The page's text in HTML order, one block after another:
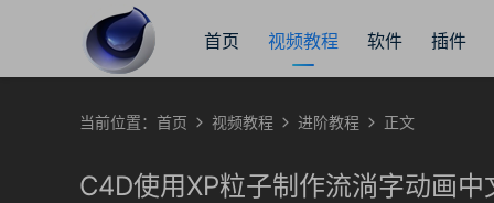
首页 视频教程 软件 插件
当前位置： 首页 视频教程 进阶教程 正文
C4D使用XP粒子制作流淌字动画中